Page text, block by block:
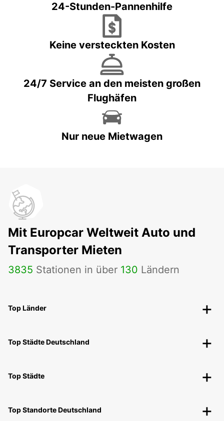
24-Stunden-Pannenhilfe
Keine versteckten Kosten
24/7 Service an den meisten großen
Flughäfen
Nur neue Mietwagen
Mit Europcar Weltweit Auto und
Transporter Mieten
3835 Stationen in über 130 Ländern
Top Länder
Top Städte Deutschland
Top Städte
Top Standorte Deutschland